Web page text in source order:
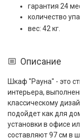
гарантия 24
количество
вес: 42 кг.
Описание
Шкаф "Рауна" - это
интерьера,
классическому
подойдет как для
установки в офисе
составляют 97 см в